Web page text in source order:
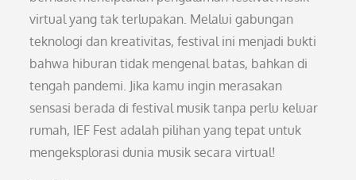
virtual yang tak terlupakan. Melalui gabungan
teknologi dan kreativitas, festival ini menjadi bukti
bahwa hiburan tidak mengenal batas, bahkan di
tengah pandemi. Jika kamu ingin merasakan
sensasi berada di festival musik tanpa perlu keluar
rumah, IEF Fest adalah pilihan yang tepat untuk
mengeksplorasi dunia musik secara virtual!